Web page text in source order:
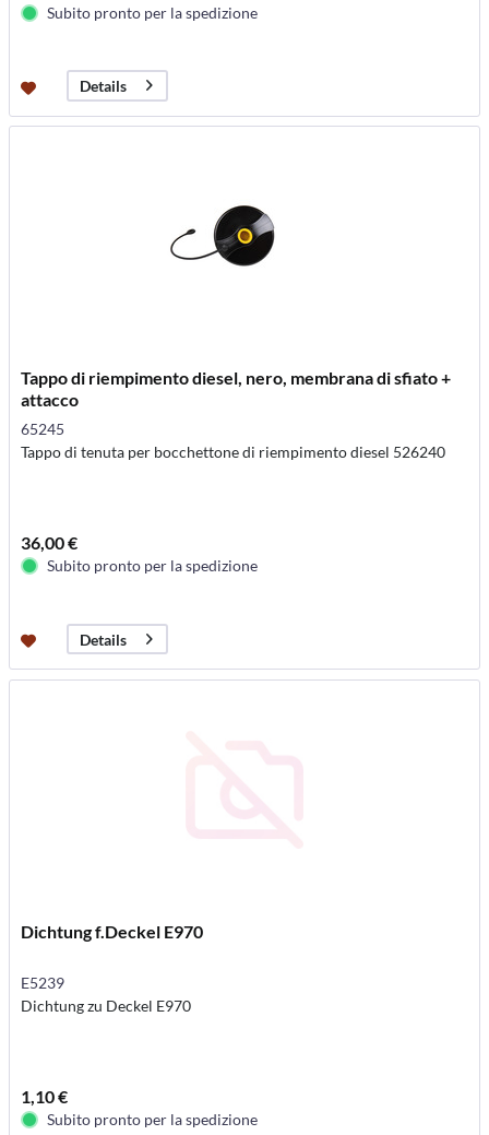
Subito pronto per la spedizione
Details
Tappo di riempimento diesel, nero, membrana di sfiato +
attacco
65245
Tappo di tenuta per bocchettone di riempimento diesel 526240
36,00 €
Subito pronto per la spedizione
Details
Dichtung f.Deckel E970
E5239
Dichtung zu Deckel E970
1,10 €
Subito pronto per la spedizione